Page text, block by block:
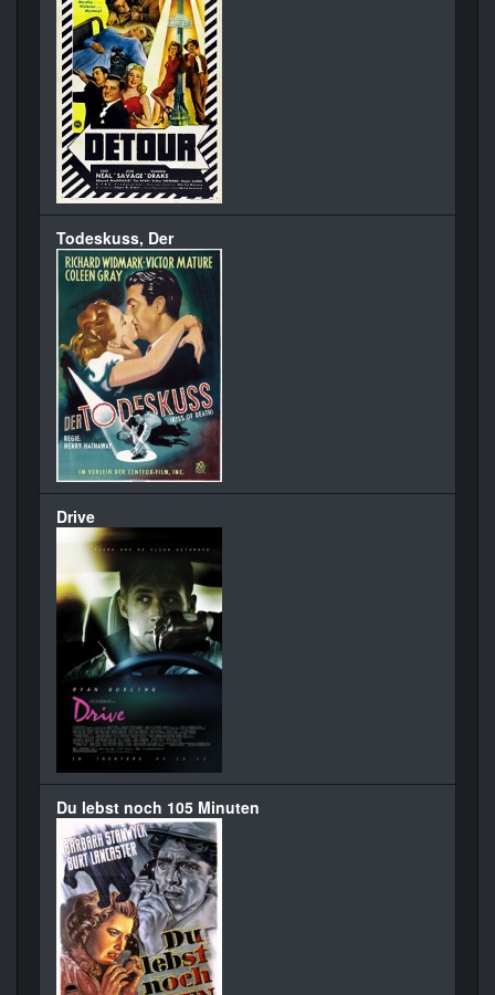
Todeskuss, Der
Drive
Du lebst noch 105 Minuten